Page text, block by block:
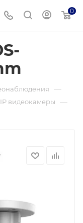
0
—
видеокамеры —